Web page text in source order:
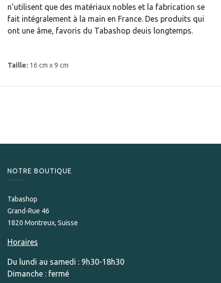
n’utilisent que des matériaux nobles et la fabrication se
fait intégralement à la main en France. Des produits qui
ont une âme, favoris du Tabashop deuis longtemps.
Taille: 16 cm x 9 cm
NOTRE BOUTIQUE
Tabashop
Grand-Rue 46
1820 Montreux, Suisse
Horaires
Du lundi au samedi : 9h30-18h30
Dimanche : fermé